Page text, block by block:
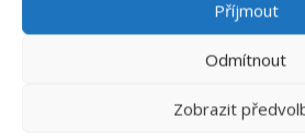
Příjmout
Odmítnout
Zobrazit
PROZKOUMEJTE DALŠÍ